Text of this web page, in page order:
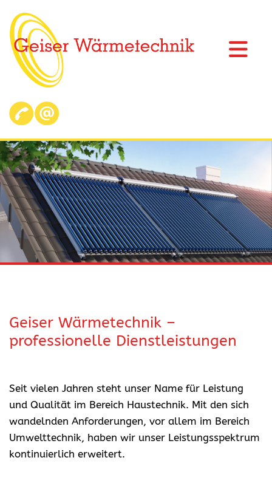
Geiser Wärmetechnik –
professionelle Dienstleistungen
Seit vielen Jahren steht unser Name für Leistung
und Qualität im Bereich Haustechnik. Mit den sich
wandelnden Anforderungen, vor allem im Bereich
Umwelttechnik, haben wir unser Leistungsspektrum
kontinuierlich erweitert.